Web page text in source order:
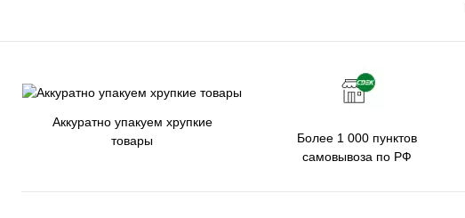
Аккуратно упакуем хрупкие
товары
Более 1 000 пунктов
самовывоза по РФ